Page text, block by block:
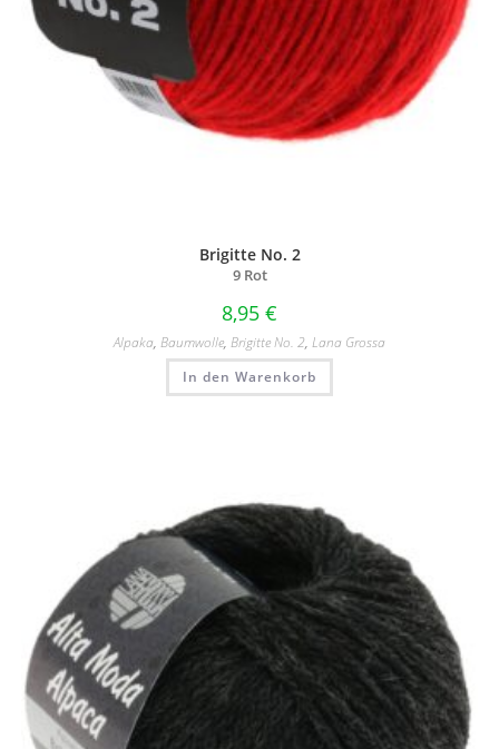
Brigitte No. 2
9 Rot
8,95 €
Alpaka, Baumwolle, Brigitte No. 2, Lana Grossa
In den Warenkorb